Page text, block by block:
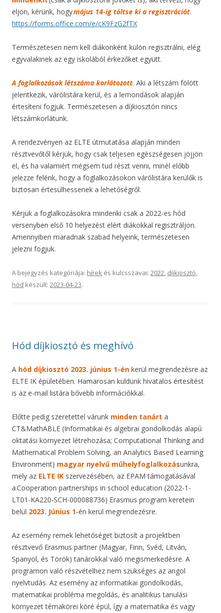
eljön, kérünk, hogymájus 14-ig töltse ki a regisztrációt.
https://forms.office.com/e/cK9FzG2fTX
Természetesen nem kell diákonként külön regisztrálni, elég
egyvalakinek az egy iskolából érkezőket együtt.
A foglalkozások létszáma korlátozott. Aki a létszám fölött
jelentkezik, várólistára kerül, és a lemondások alapján
értesíteni fogjuk. Természetesen a díjkiosztón nincs
létszámkorlátunk.
A rendezvényen az ELTE útmutatása alapján minden
résztvevőtől kérjük, hogy csak teljesen egészségesen jöjjön
el, és ha valamiért mégsem tud részt venni, minél előbb
jelezze felénk, hogy a foglalkozásokon várólistára kerülők is
biztosan értesülhessenek a lehetőségről.
Kérjük a foglalkozásokra mindenki csak a 2022-es hód
versenyben első 10 helyezést elért diákokkal regisztráljon.
Amennyiben maradnak szabad helyeink, természetesen
jelezni fogjuk.
A bejegyzés kategóriája: hírek és kulcsszavai: 2022, díjkiosztó,
hód készült: 2023-04-23.
Hód díjkiosztó és meghívó
A hód díjkiosztó 2023. június 1-én kerül megrendezésre az
ELTE IK épületében. Hamarosan küldünk hivatalos értesítést
is az e-mail listára bővebb információkkal.
Előtte pedig szeretettel várunk minden tanárt a
CT&MathABLE (Informatikai és algebrai gondolkodás alapú
oktatási környezet létrehozása; Computational Thinking and
Mathematical Problem Solving, an Analytics Based Learning
Environment) magyar nyelvű műhelyfoglalkozásunkra,
mely az ELTE IK szervezésében, az EPAM támogatásával
a Cooperation partnerships in school education (2022-1-
LT01-KA220-SCH-000088736) Erasmus program keretein
belül 2023. Június 1-én kerül megrendezésre.
Az esemény remek lehetőséget biztosít a projektben
résztvevő Erasmus partner (Magyar, Finn, Svéd, Litván,
Spanyol, és Török) tanárokkal való megismerkedésre. A
programon való részvételhez nem szükséges az angol
nyelvtudás. Az esemény az informatikai gondolkodás,
matematikai probléma megoldás, és analitikus tanulási
környezet témakörei köré épül, így a matematika és vagy